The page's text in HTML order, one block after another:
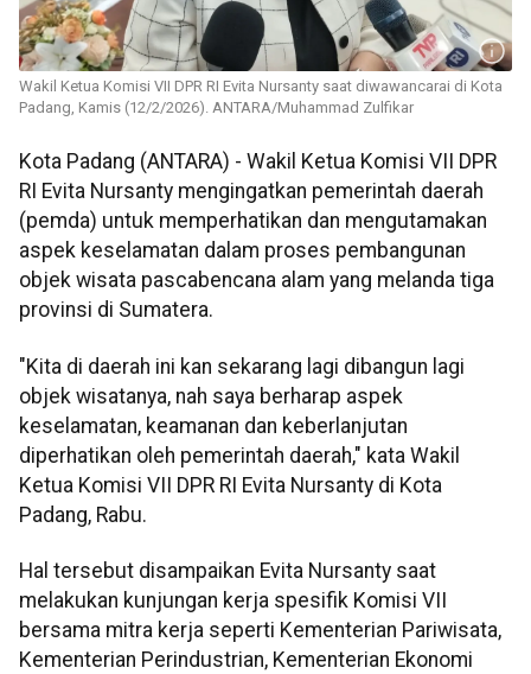
Wakil Ketua Komisi VII DPR RI Evita Nursanty saat diwawancarai di Kota
Padang, Kamis (12/2/2026). ANTARA/Muhammad Zulfikar
Kota Padang (ANTARA) - Wakil Ketua Komisi VII DPR
RI Evita Nursanty mengingatkan pemerintah daerah
(pemda) untuk memperhatikan dan mengutamakan
aspek keselamatan dalam proses pembangunan
objek wisata pascabencana alam yang melanda tiga
provinsi di Sumatera.
"Kita di daerah ini kan sekarang lagi dibangun lagi
objek wisatanya, nah saya berharap aspek
keselamatan, keamanan dan keberlanjutan
diperhatikan oleh pemerintah daerah," kata Wakil
Ketua Komisi VII DPR RI Evita Nursanty di Kota
Padang, Rabu.
Hal tersebut disampaikan Evita Nursanty saat
melakukan kunjungan kerja spesifik Komisi VII
bersama mitra kerja seperti Kementerian Pariwisata,
Kementerian Perindustrian, Kementerian Ekonomi